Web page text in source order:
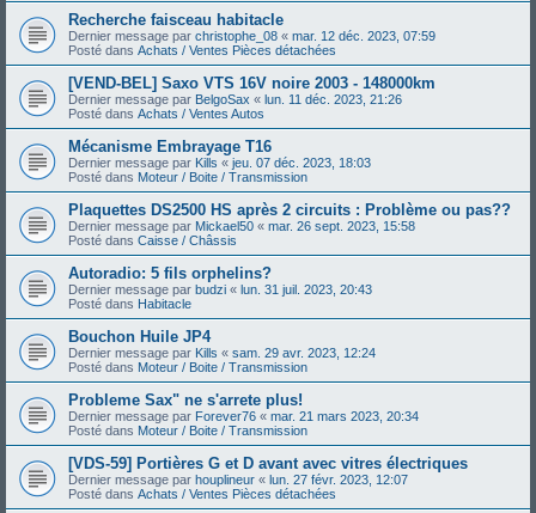
Recherche faisceau habitacle
Dernier message par christophe_08 « mar. 12 déc. 2023, 07:59
Posté dans Achats / Ventes Pièces détachées
[VEND-BEL] Saxo VTS 16V noire 2003 - 148000km
Dernier message par BelgoSax « lun. 11 déc. 2023, 21:26
Posté dans Achats / Ventes Autos
Mécanisme Embrayage T16
Dernier message par Kills « jeu. 07 déc. 2023, 18:03
Posté dans Moteur / Boite / Transmission
Plaquettes DS2500 HS après 2 circuits : Problème ou pas??
Dernier message par Mickael50 « mar. 26 sept. 2023, 15:58
Posté dans Caisse / Châssis
Autoradio: 5 fils orphelins?
Dernier message par budzi « lun. 31 juil. 2023, 20:43
Posté dans Habitacle
Bouchon Huile JP4
Dernier message par Kills « sam. 29 avr. 2023, 12:24
Posté dans Moteur / Boite / Transmission
Probleme Sax" ne s'arrete plus!
Dernier message par Forever76 « mar. 21 mars 2023, 20:34
Posté dans Moteur / Boite / Transmission
[VDS-59] Portières G et D avant avec vitres électriques
Dernier message par houplineur « lun. 27 févr. 2023, 12:07
Posté dans Achats / Ventes Pièces détachées